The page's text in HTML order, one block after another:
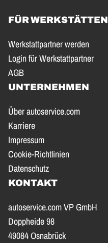
FÜR WERKSTÄTTEN
Werkstattpartner werden
Login für Werkstattpartner
AGB
UNTERNEHMEN
Über autoservice.com
Karriere
Impressum
Cookie-Richtlinien
Datenschutz
KONTAKT
autoservice.com VP GmbH
Doppheide 98
49084 Osnabrück